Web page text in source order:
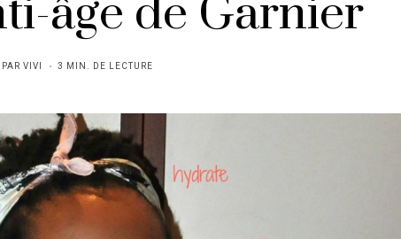
âge de Garnier
PAR VIVI 3 MIN. DE LECTURE